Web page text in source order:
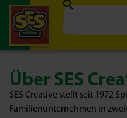
Über SES
SES Creative stellt seit 1972
Familienunternehmen in